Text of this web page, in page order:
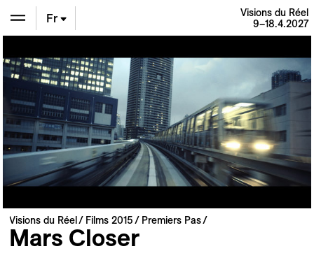
De
Fr
Visions du Réel
9–18.4.2027
Visions du Réel Films 2015 Premiers Pas
Mars Closer